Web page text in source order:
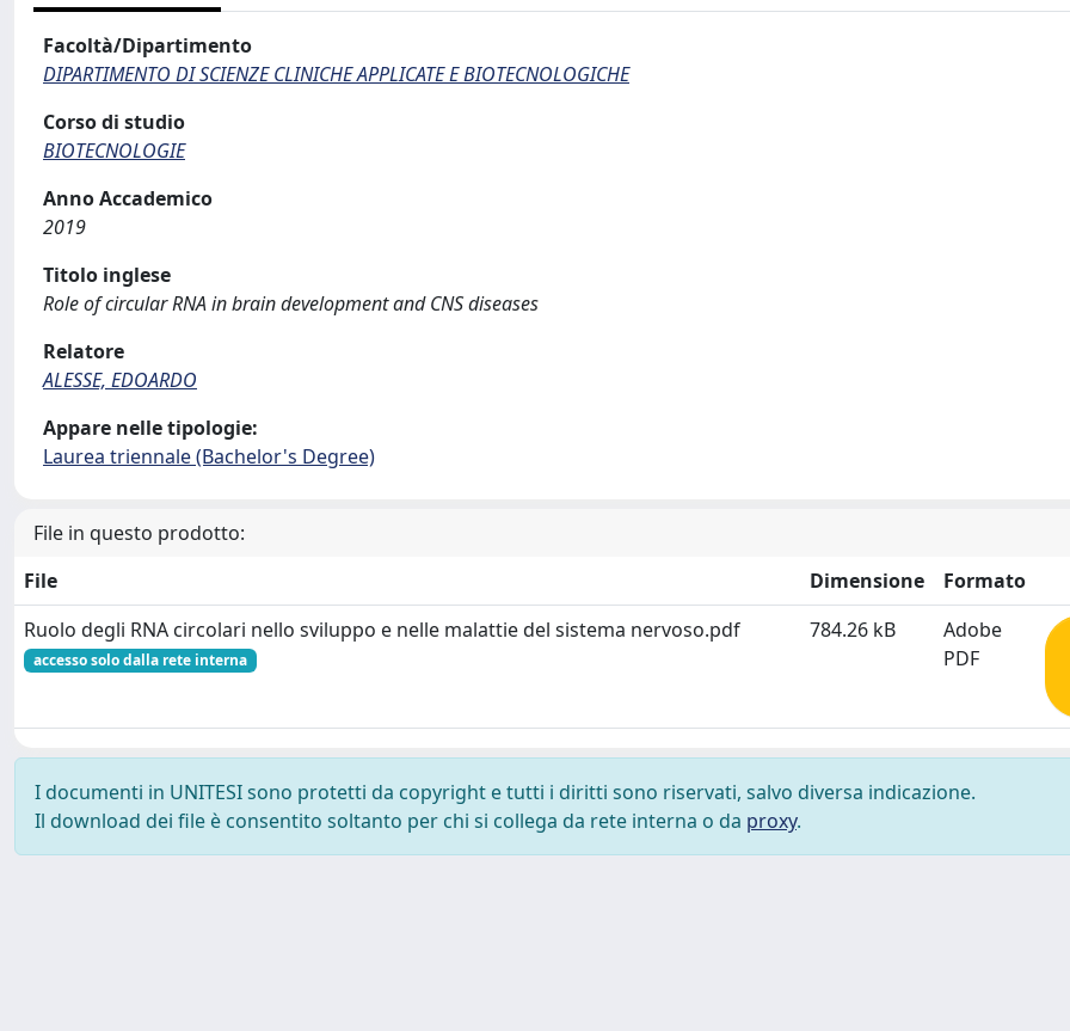
Facoltà/Dipartimento
DIPARTIMENTO DI SCIENZE CLINICHE APPLICATE E BIOTECNOLOGICHE
Corso di studio
BIOTECNOLOGIE
Anno Accademico
2019
Titolo inglese
Role of circular RNA in brain development and CNS diseases
Relatore
ALESSE, EDOARDO
Appare nelle tipologie:
Laurea triennale (Bachelor's Degree)
File in questo prodotto:
File
Dimensione
Formato
Ruolo degli RNA circolari nello sviluppo e nelle malattie del sistema nervoso.pdf
accesso solo dalla rete interna
784.26 kB
Adobe
PDF
I documenti in UNITESI sono protetti da copyright e tutti i diritti sono riservati, salvo diversa indicazione.
Il download dei file è consentito soltanto per chi si collega da rete interna o da proxy.